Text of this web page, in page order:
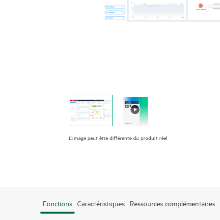
L’image peut être différente du produit réel
Fonctions Caractéristiques Ressources complémentaires